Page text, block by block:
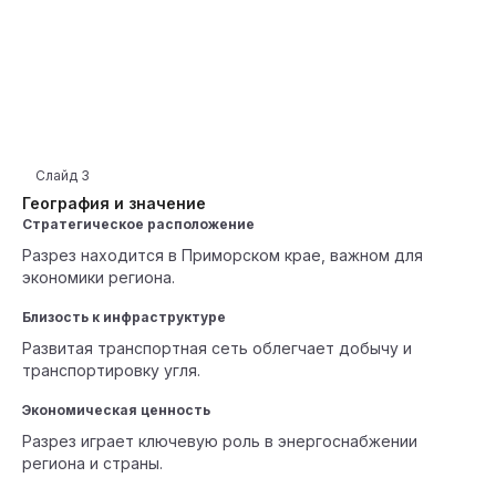
География и значение
Слайд 3
Стратегическое расположение
Разрез находится в Приморском крае, важном для
экономики региона.
Близость к инфраструктуре
Развитая транспортная сеть облегчает добычу и
транспортировку угля.
Экономическая ценность
Разрез играет ключевую роль в энергоснабжении
региона и страны.